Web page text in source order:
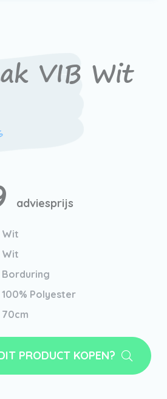
VIB Wit
adviesprijs
Wit
Wit
Borduring
100% Polyester
70cm
PRODUCT KOPEN?